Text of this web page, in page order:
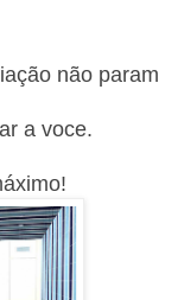
não param
a voce.